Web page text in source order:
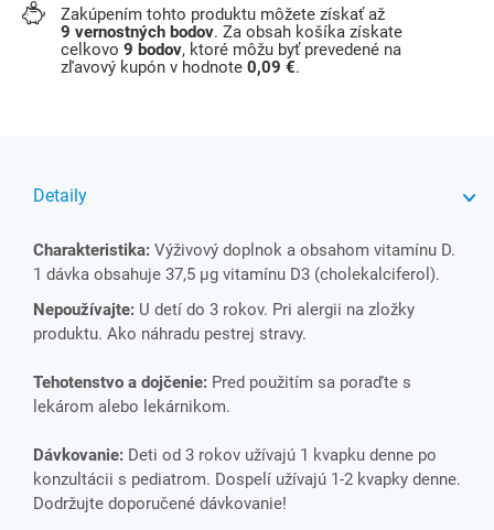
Zakúpením tohto produktu môžete získať až
9 vernostných bodov. Za obsah košíka získate
celkovo 9 bodov, ktoré môžu byť prevedené na
zľavový kupón v hodnote 0,09 €.
Detaily
Charakteristika: Výživový doplnok a obsahom vitamínu D.
1 dávka obsahuje 37,5 µg vitamínu D3 (cholekalciferol).
Nepoužívajte: U detí do 3 rokov. Pri alergii na zložky
produktu. Ako náhradu pestrej stravy.
Tehotenstvo a dojčenie: Pred použitím sa poraďte s
lekárom alebo lekárnikom.
Dávkovanie: Deti od 3 rokov užívajú 1 kvapku denne po
konzultácii s pediatrom. Dospelí užívajú 1-2 kvapky denne.
Dodržujte doporučené dávkovanie!